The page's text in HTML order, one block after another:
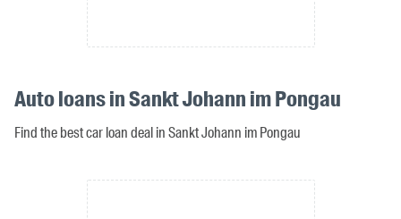
Auto loans in Sankt Johann im Pongau
Find the best car loan deal in Sankt Johann im Pongau